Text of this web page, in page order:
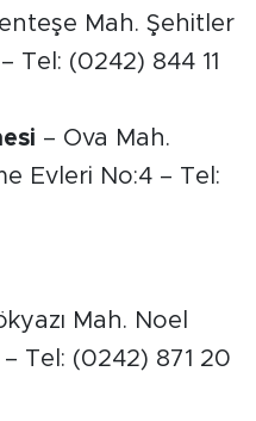
Mah. Şehitler
Tel: (0242) 844 11
– Ova Mah.
Evleri No:4 – Tel:
Mah. Noel
Tel: (0242) 871 20